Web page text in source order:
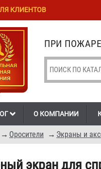
ПРИ
О КОМПАНИИ
→ Оросители → Экраны и
КЛИЕНТОВ
экран для